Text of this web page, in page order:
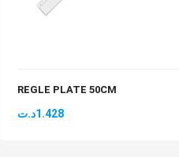
REGLE PLATE 50CM
1.428د.ت